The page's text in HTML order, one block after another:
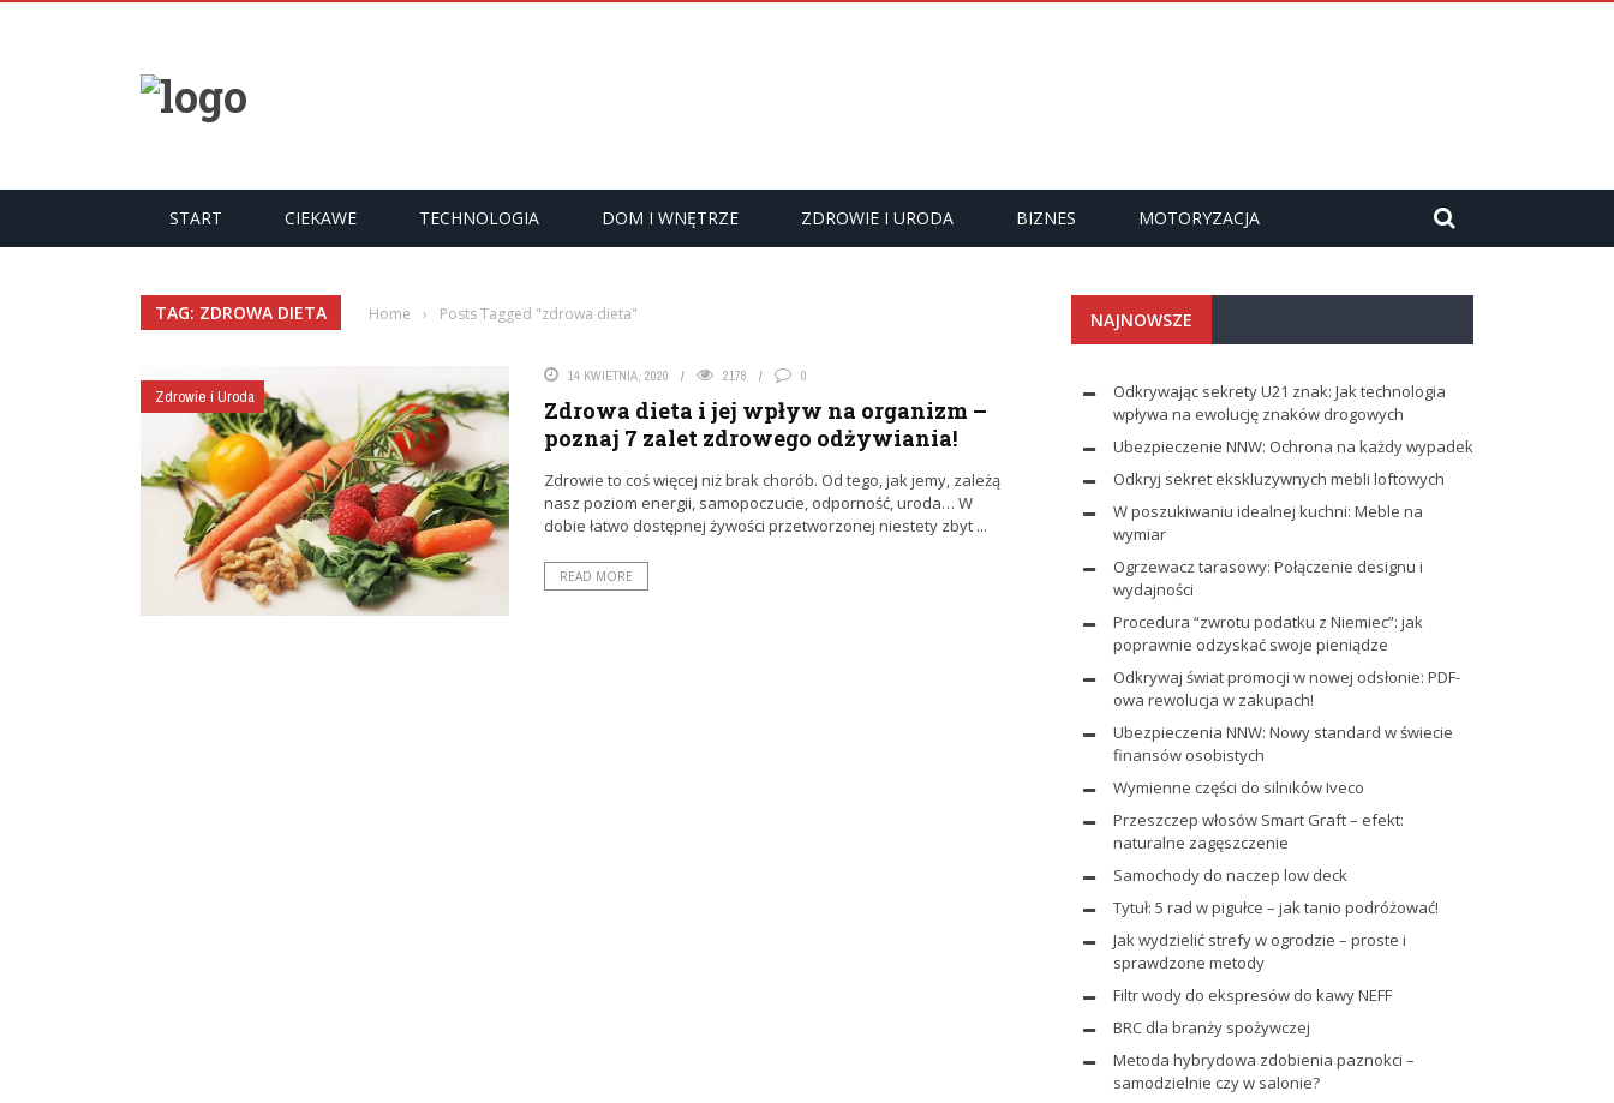
START CIEKAWE TECHNOLOGIA DOM I WNĘTRZE ZDROWIE I URODA BIZNES MOTORYZACJA
TAG: ZDROWA DIETA Home › Posts Tagged "zdrowa dieta"
Zdrowie i Uroda
14 KWIETNIA, 2020 2178 0
Zdrowa dieta i jej wpływ na organizm –
poznaj 7 zalet zdrowego odżywiania!
Zdrowie to coś więcej niż brak chorób. Od tego, jak jemy, zależą
nasz poziom energii, samopoczucie, odporność, uroda… W
dobie łatwo dostępnej żywości przetworzonej niestety zbyt ...
READ MORE
NAJNOWSZE
Odkrywając sekrety U21 znak: Jak technologia
wpływa na ewolucję znaków drogowych
Ubezpieczenie NNW: Ochrona na każdy wypadek
Odkryj sekret ekskluzywnych mebli loftowych
W poszukiwaniu idealnej kuchni: Meble na
wymiar
Ogrzewacz tarasowy: Połączenie designu i
wydajności
Procedura “zwrotu podatku z Niemiec”: jak
poprawnie odzyskać swoje pieniądze
Odkrywaj świat promocji w nowej odsłonie: PDF-
owa rewolucja w zakupach!
Ubezpieczenia NNW: Nowy standard w świecie
finansów osobistych
Wymienne części do silników Iveco
Przeszczep włosów Smart Graft – efekt:
naturalne zagęszczenie
Samochody do naczep low deck
Tytuł: 5 rad w pigułce – jak tanio podróżować!
Jak wydzielić strefy w ogrodzie – proste i
sprawdzone metody
Filtr wody do ekspresów do kawy NEFF
BRC dla branży spożywczej
Metoda hybrydowa zdobienia paznokci –
samodzielnie czy w salonie?